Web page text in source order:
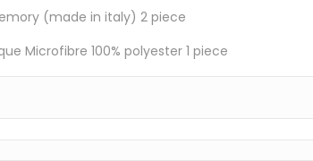
(made in italy) 2 piece
Microfibre 100% polyester 1 piece